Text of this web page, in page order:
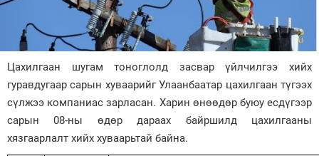
Спорт
Нийгэм
Дэлхий
Зурхай
Цахилгаан шугам тоноглолд засвар үйлчилгээ хийх
гуравдугаар сарын хуваарийг Улаанбаатар цахилгаан түгээх
сүлжээ компаниас зарласан. Харин өнөөдөр буюу есдүгээр
сарын 08-ны өдөр дараах байршилд цахилгааны
хязгаарлалт хийх хуваарьтай байна.